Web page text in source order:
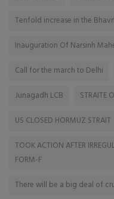
Tenfold increase in the
Inauguration Of Narsinh
Call for the march to Delhi
Junagadh LCB
STRAITE
US CLOSED HORMUZ STRAIT
TOOK ACTION AFTER
FORM-F
There will be a big deal of